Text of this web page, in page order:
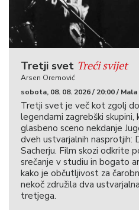
Tretji svet Treći svijet
Arsen Oremović
sobota, 08. 08. 2026 / 20:00 /
Tretji svet je več kot zgolj
legendarni zagrebški skupini,
glasbeno sceno nekdanje
dveh ustvarjalnih nasprotjih:
Sacherju. Film skozi odkrite
srečanje v studiu in bogato
kako je občutljivost za
nekoč združila dva
tretjega.